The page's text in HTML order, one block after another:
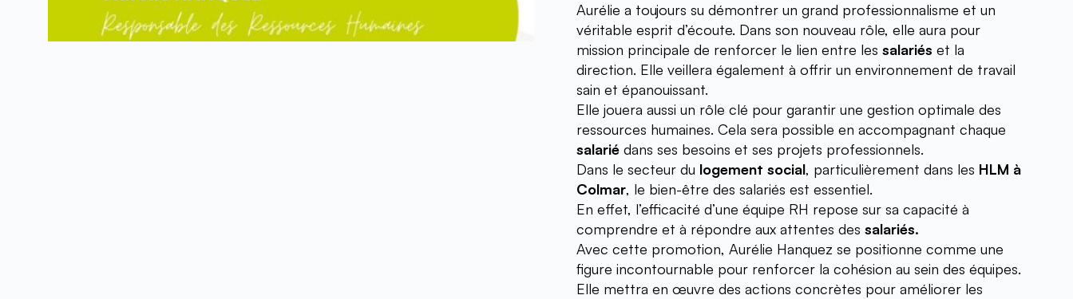
Aurélie a toujours su démontrer un grand professionnalisme et un
véritable esprit d’écoute. Dans son nouveau rôle, elle aura pour
mission principale de renforcer le lien entre les salariés et la
direction. Elle veillera également à offrir un environnement de travail
sain et épanouissant.
Elle jouera aussi un rôle clé pour garantir une gestion optimale des
salarié dans ses besoins et ses projets professionnels.
Dans le secteur du logement social, particulièrement dans les HLM à
Colmar, le bien-être des salariés est essentiel.
En effet, l’efficacité d’une équipe RH repose sur sa capacité à
comprendre et à répondre aux attentes des salariés.
Avec cette promotion, Aurélie Hanquez se positionne comme une
figure incontournable pour renforcer la cohésion au sein des équipes.
Elle mettra en œuvre des actions concrètes pour améliorer les